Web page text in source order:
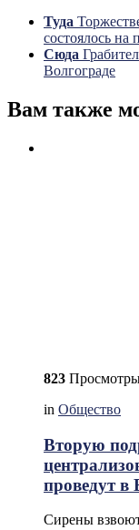
Туда
состоялось
Сюда
Волгограде
Вам также
823
in Общество
Вторую
проведут в
Сирены